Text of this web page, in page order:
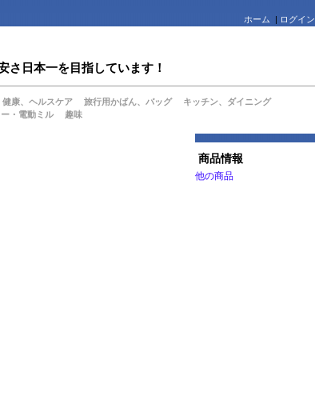
ホーム | ログイン
さ日本一を目指しています！
健康、ヘルスケア 旅行用かばん、バッグ
キッチン、ダイニング
・電動ミル 趣味
商品情報
他の商品